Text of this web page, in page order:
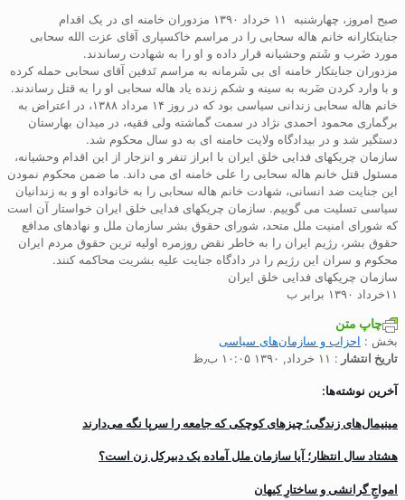
صبح امروز، چهارشنبه ۱۱ خرداد ۱۳۹۰ مزدوران خامنه ای در یک اقدام
جنایتکارانه خانم هاله سحابی را در مراسم خاکسپاری آقای عزت الله سحابی
مورد ضَرب و شَتم وحشیانه قرار داده و او را به شهادت رساندند.
مزدوران جنایتکار خامنه ای بی شَرمانه به مراسم تَدفین آقای سحابی حمله کرده
و با وارد کردن ضَربه به سینه و شکم زنده یاد هاله سحابی او را به قتل رساندند.
خانم هاله سحابی زندانی سیاسی بود که در روز ۱۴ مرداد ۱۳۸۸، در اعتراض به
برگماری محمود احمدی نژاد در سمت گماشته ولی فقیه، در میدان بهارستان
دستگیر شد و در بیدادگاه ولایت خامنه ای به دو سال محکوم شد.
سازمان چریکهای فدایی خلق ایران با ابراز تنفر و انزجار از این اقدام وحشیانه،
مسئول قتل خانم هاله سحابی را علی خامنه ای می داند. ما ضمن محکوم نمودن
این جنایت ضد انسانی، شهادت خانم هاله سحابی را به خانواده او و به زندانیان
سیاسی تسلیت می گوییم. سازمان چریکهای فدایی خلق ایران خواستار آن است
که شورای امنیت ملل متحد، شورای حقوق بشر سازمان ملل و نهادهای مدافع
حقوق بشر، رژیم ایران را به خاطر نقض روزمره اولیه ترین حقوق مردم ایران
محکوم و سران این رژیم را در دادگاه جنایت علیه بشریت محاکمه کنند.
سازمان چریکهای فدایی خلق ایران
۱۱خرداد ۱۳۹۰ برابر ب
چاپ متن
بخش : احزاب و سازمان‌های سیاسی
تاریخ انتشار : ۱۱ خرداد, ۱۳۹۰ ۱۰:۰۵ ب٫ظ
آخرین نوشته‌ها:
مینیمال‌های زندگی؛ چیزهای کوچکی که جامعه را سرپا نگه می‌دارند
هشتاد سال انتظار؛ آیا سازمان ملل آماده یک دبیرکل زن است؟
‌امواجِ گرانشی و ساختارِ کیهان